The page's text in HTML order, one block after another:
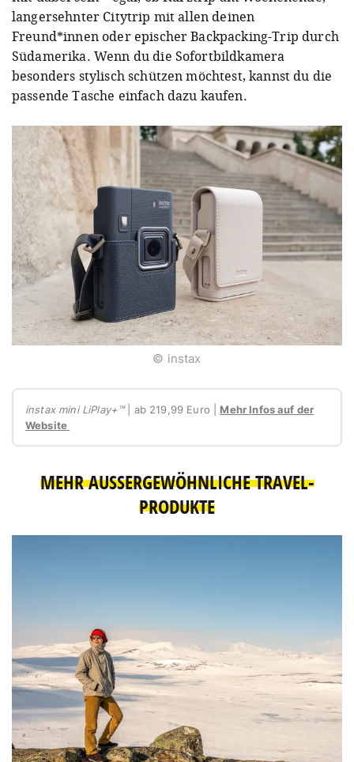
langersehnter Citytrip mit allen deinen
Freund*innen oder epischer Backpacking-Trip durch
Südamerika. Wenn du die Sofortbildkamera
besonders stylisch schützen möchtest, kannst du die
passende Tasche einfach dazu kaufen.
© instax
instax mini LiPlay+™| ab 219,99 Euro | Mehr Infos auf der
Website
MEHR AUSSERGEWÖHNLICHE TRAVEL-P
RODUKTE